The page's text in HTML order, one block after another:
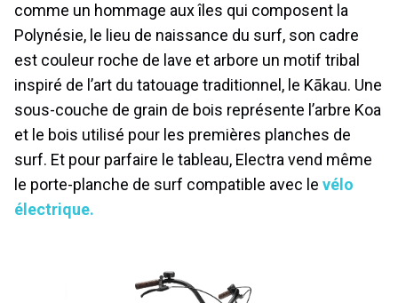
comme un hommage aux îles qui composent la
Polynésie, le lieu de naissance du surf, son cadre
est couleur roche de lave et arbore un motif tribal
inspiré de l’art du tatouage traditionnel, le Kākau. Une
sous-couche de grain de bois représente l’arbre Koa
et le bois utilisé pour les premières planches de
surf. Et pour parfaire le tableau, Electra vend même
le porte-planche de surf compatible avec le vélo
électrique.